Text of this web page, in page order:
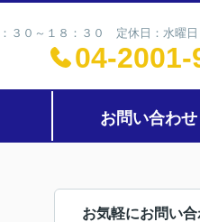
３０～１８：３０ 定休日：水曜日
04-2001-
お問い合わせ
お気軽にお問い